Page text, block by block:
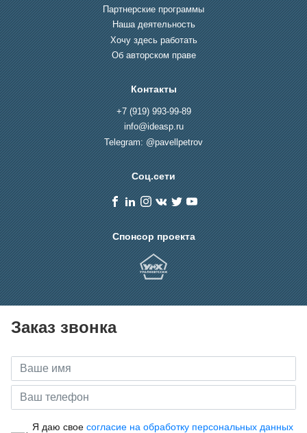
Партнерские программы
Наша деятельность
Хочу здесь работать
Об авторском праве
Контакты
+7 (919) 993-99-89
info@ideasp.ru
Telegram: @pavellpetrov
Соц.сети
Спонсор проекта
Заказ звонка
Я даю своесогласие на обработку персональных данных